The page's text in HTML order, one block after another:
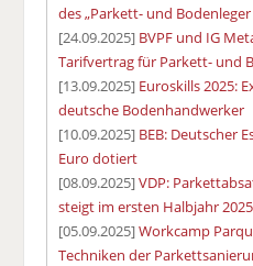
des „Parkett- und Bodenleger
[24.09.2025] BVPF und IG
Tarifvertrag für Parkett- und
[13.09.2025] Euroskills 2025:
deutsche Bodenhandwerker
[10.09.2025] BEB: Deutscher
Euro dotiert
[08.09.2025]VDP:
steigt im ersten Halbjahr
[05.09.2025]Workcamp
Techniken der